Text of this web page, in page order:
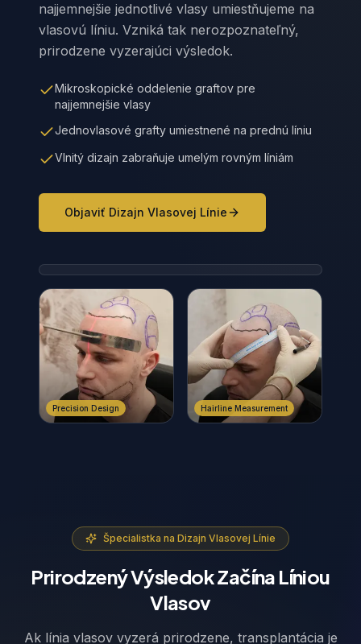
najjemnejšie jednotlivé vlasy umiestňujeme na
vlasovú líniu. Vzniká tak nerozpoznateľný,
prirodzene vyzerajúci výsledok.
Mikroskopické oddelenie graftov pre
najjemnejšie vlasy
Jednovlasové grafty umiestnené na prednú líniu
Vlnitý dizajn zabraňuje umelým rovným líniám
Objaviť Dizajn Vlasovej Línie
Precision Design Hairline Measurement
Špecialistka na Dizajn Vlasovej Línie
Prirodzený Výsledok Začína Líniou
Vlasov
Ak línia vlasov vyzerá prirodzene, transplantácia je